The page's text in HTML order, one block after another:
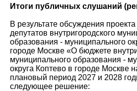
Итоги публичных слушаний
В результате обсуждения
депутатов внутригородского
образования - муниципального
городе Москве «О бюджете
муниципального образования -
округа Коптево в городе Москве
плановый период 2027 и 2028
следующее решение: